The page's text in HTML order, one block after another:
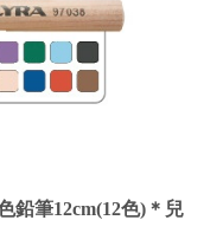
鉛筆12cm(12色)＊兒